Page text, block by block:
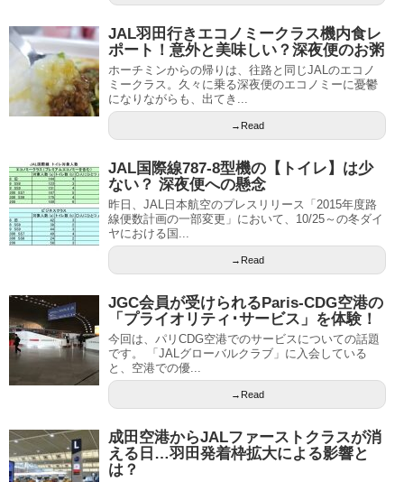
JAL羽田行きエコノミークラス機内食レ
ポート！意外と美味しい？深夜便のお粥
ホーチミンからの帰りは、往路と同じJALのエコノ
ミークラス。久々に乗る深夜便のエコノミーに憂鬱
になりながらも、出てき...
→Read
JAL国際線787-8型機の【トイレ】は少
ない？ 深夜便への懸念
昨日、JAL日本航空のプレスリリース「2015年度路
線便数計画の一部変更」において、10/25～の冬ダイ
ヤにおける国...
→Read
JGC会員が受けられるParis-CDG空港の
「プライオリティ･サービス」を体験！
今回は、パリCDG空港でのサービスについての話題
です。 「JALグローバルクラブ」に入会している
と、空港での優...
→Read
成田空港からJALファーストクラスが消
える日…羽田発着枠拡大による影響と
は？